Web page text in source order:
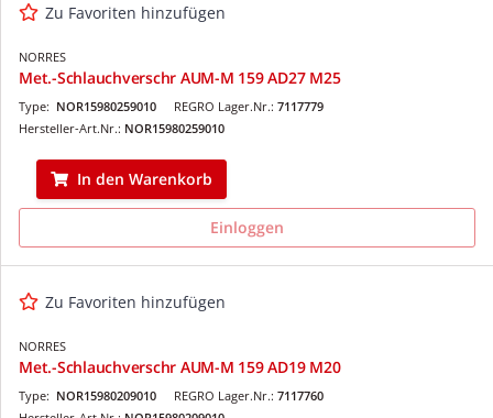
Zu Favoriten hinzufügen
NORRES
Met.-Schlauchverschr AUM-M 159 AD27 M25
REGRO Lager.Nr.: 7117779
Type: NOR15980259010
Hersteller-Art.Nr.: NOR15980259010
In den Warenkorb
Einloggen
Zu Favoriten hinzufügen
NORRES
Met.-Schlauchverschr AUM-M 159 AD19 M20
REGRO Lager.Nr.: 7117760
Type: NOR15980209010